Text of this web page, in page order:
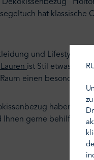
hat
und Lifestyle
ist Stil etwas sehr
einen besonderen
haben,
Ihnen gerne behilflich.